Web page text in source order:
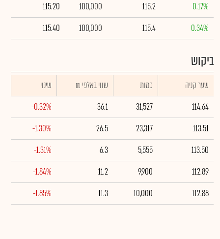
0.17%
115.2
100,000
115.20
0.34%
115.4
100,000
115.40
ביקוש
שער קניה כמות ₪ שווי באלפי
שינוי
114.64
31,527
36.1
-0.32%
113.51
23,317
26.5
-1.30%
113.50
5,555
6.3
-1.31%
112.89
9,900
11.2
-1.84%
112.88
10,000
11.3
-1.85%